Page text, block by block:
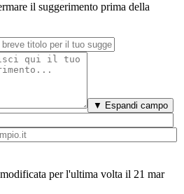
il suggerimento prima della
▼ Espandi campo
per l'ultima volta il 21 mar